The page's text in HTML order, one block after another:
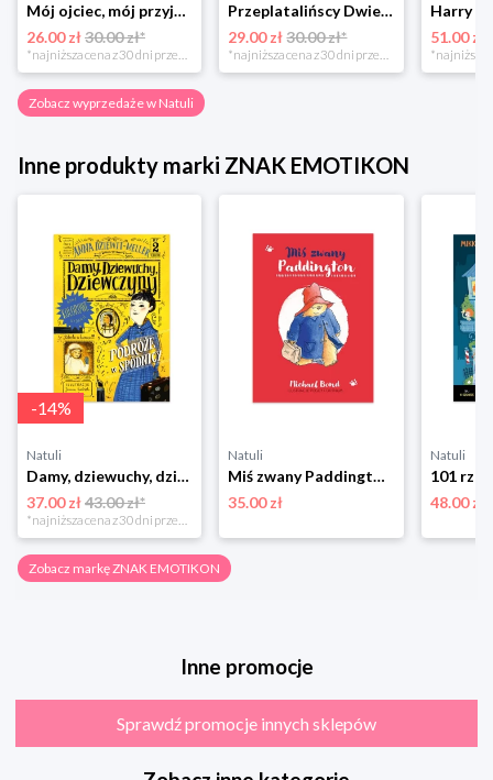
Mój ojciec, mój przyjaciel Element
26.00 zł30.00 zł*
*najniższa cena z 30 dni przed obniżką
Przeplatalińscy Dwie siostry
29.00 zł 30.00 zł*
*najniższa cena z 30 dni przed obniżką
51.00 zł
Zobacz wyprzedaże w Natuli
Inne produkty marki ZNAK EMOTIKON
-14%
Natuli
Damy, dziewuchy, dziewczyny. Podróże w spódnicy Znak emotikon
37.00 zł43.00 zł*
Natuli
Miś zwany Paddington Znak emotikon
35.00 zł
Natuli
48.00 zł
Zobacz markę ZNAK EMOTIKON
Inne promocje
Sprawdź promocje innych sklepów